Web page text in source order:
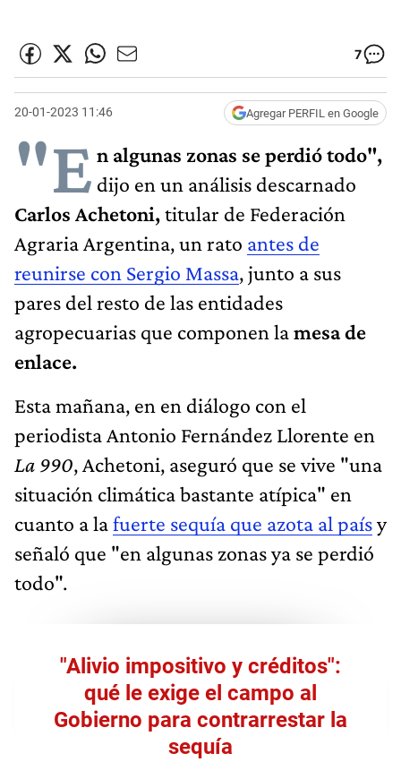
7
20-01-2023 11:46 Agregar PERFIL en Google
"E n algunas zonas se perdió todo",
dijo en un análisis descarnado
Carlos Achetoni,titular de Federación
Agraria Argentina, un rato antes de
reunirse con Sergio Massa, junto a sus
pares del resto de las entidades
agropecuarias que componen lamesa de
enlace.
Esta mañana, en en diálogo con el
periodista Antonio Fernández Llorente en
La 990, Achetoni, aseguró que se vive "una
situación climática bastante atípica" en
cuanto a lafuerte sequía que azota al paísy
señaló que "en algunas zonas ya se perdió
todo".
"Alivio impositivo y créditos":
qué le exige el campo al
Gobierno para contrarrestar la
sequía